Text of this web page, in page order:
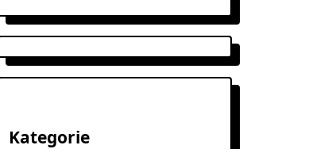
Kategorie